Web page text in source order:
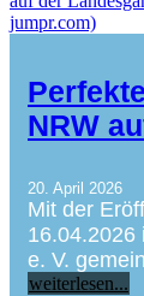
NRW
20. April 2026
Mit der
16.04.2026
e. V.
weiterlesen...